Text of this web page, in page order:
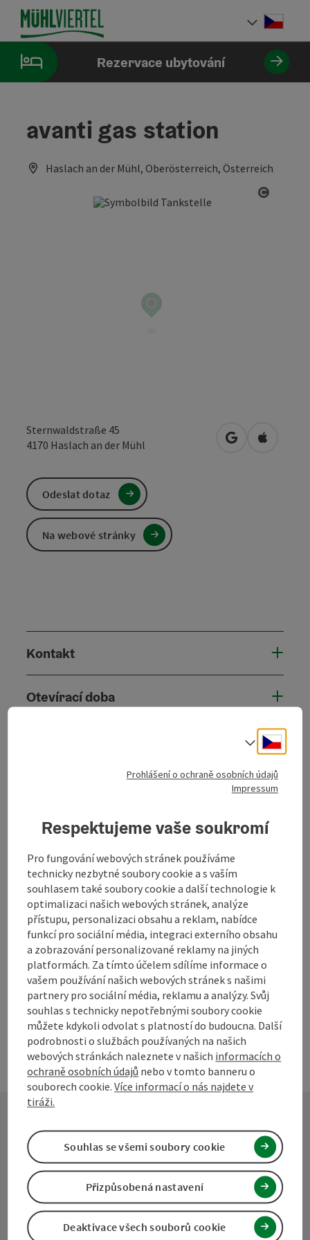
ObsahAccesskey
[0]
NavigaceAccesskey
[1]
Začátek stránky
Volba
Rezervace ubytování
avanti gas station
Haslach an der Mühl, Oberösterreich, Österreich
Sternwaldstraße 45
4170 Haslach an der Mühl Otevřít vOtevřít v
Kontakt
Otevírací doba
Odeslat dotaz
Na webové stránky
Označit příspěvek
přejít na poznámky
Vytvořit PDF
Vytisknout
příspěvek
V okolí
powered byTOURDATA Navrhnout změnu
Kontakt
Turistické sdružení Mühlviertel
Hauptplatz 19
Cesky
Volba
Prohlášení o ochraně osobních údajů
Impressum
Respektujeme vaše soukromí
Pro fungování webových stránek používáme
technicky nezbytné soubory cookie a s vaším
souhlasem také soubory cookie a další technologie k
optimalizaci našich webových stránek, analýze
přístupu, personalizaci obsahu a reklam, nabídce
funkcí pro sociální média, integraci externího obsahu
a zobrazování personalizované reklamy na jiných
platformách. Za tímto účelem sdílíme informace o
vašem používání našich webových stránek s našimi
partnery pro sociální média, reklamu a analýzy. Svůj
souhlas s technicky nepotřebnými soubory cookie
můžete kdykoli odvolat s platností do budoucna. Další
podrobnosti o službách používaných na našich
webových stránkách naleznete v našich informacích o
ochraně osobních údajů nebo v tomto banneru o
souborech cookie.Více informací o nás najdete v
tiráži.
Deaktivace všech souborů cookie
Přizpůsobená nastavení
Souhlas se všemi soubory cookie